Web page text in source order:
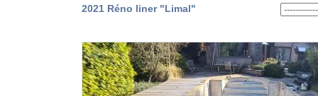
2021 Réno liner "Limal"